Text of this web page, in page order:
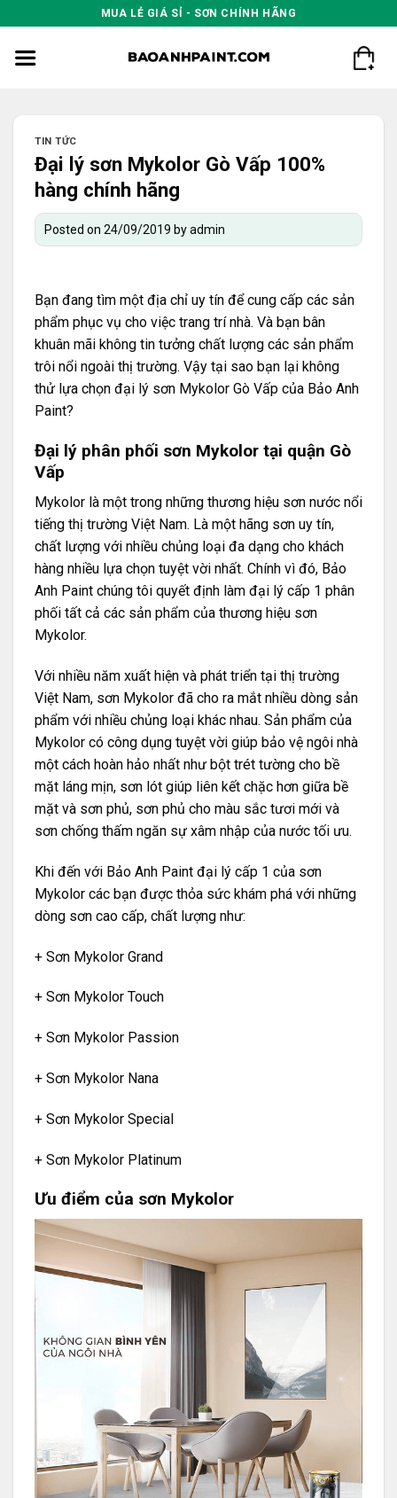
to
content
MUA LẺ GIÁ SỈ - SƠN CHÍNH HÃNG
TIN TỨC
Đại lý sơn Mykolor Gò Vấp 100%
hàng chính hãng
Posted on 24/09/2019 byadmin
Bạn đang tìm một địa chỉ uy tín để cung cấp các sản
phẩm phục vụ cho việc trang trí nhà. Và bạn bân
khuân mãi không tin tưởng chất lượng các sản phẩm
trôi nổi ngoài thị trường. Vậy tại sao bạn lại không
thử lựa chọn đại lý sơn Mykolor Gò Vấp của Bảo Anh
Paint?
Đại lý phân phối sơn Mykolor tại quận Gò
Vấp
Mykolor là một trong những thương hiệu sơn nước nổi
tiếng thị trường Việt Nam. Là một hãng sơn uy tín,
chất lượng với nhiều chủng loại đa dạng cho khách
hàng nhiều lựa chọn tuyệt vời nhất. Chính vì đó, Bảo
Anh Paint chúng tôi quyết định làm đại lý cấp 1 phân
phối tất cả các sản phẩm của thương hiệu sơn
Mykolor.
Với nhiều năm xuất hiện và phát triển tại thị trường
Việt Nam, sơn Mykolor đã cho ra mắt nhiều dòng sản
phẩm với nhiều chủng loại khác nhau. Sản phẩm của
Mykolor có công dụng tuyệt vời giúp bảo vệ ngôi nhà
một cách hoàn hảo nhất như bột trét tường cho bề
mặt láng mịn, sơn lót giúp liên kết chặc hơn giữa bề
mặt và sơn phủ, sơn phủ cho màu sắc tươi mới và
sơn chống thấm ngăn sự xâm nhập của nước tối ưu.
Khi đến với Bảo Anh Paint đại lý cấp 1 của sơn
Mykolor các bạn được thỏa sức khám phá với những
dòng sơn cao cấp, chất lượng như:
+ Sơn Mykolor Grand
+ Sơn Mykolor Touch
+ Sơn Mykolor Passion
+ Sơn Mykolor Nana
+ Sơn Mykolor Special
+ Sơn Mykolor Platinum
Ưu điểm của sơn Mykolor